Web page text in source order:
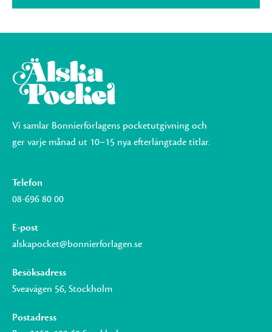
Vi samlar Bonnierförlagens pocketutgivning och
ger varje månad ut 10–15 nya efterlängtade titlar.
Telefon
08-696 80 00
E-post
alskapocket@bonnierforlagen.se
Besöksadress
Sveavägen 56, Stockholm
Postadress